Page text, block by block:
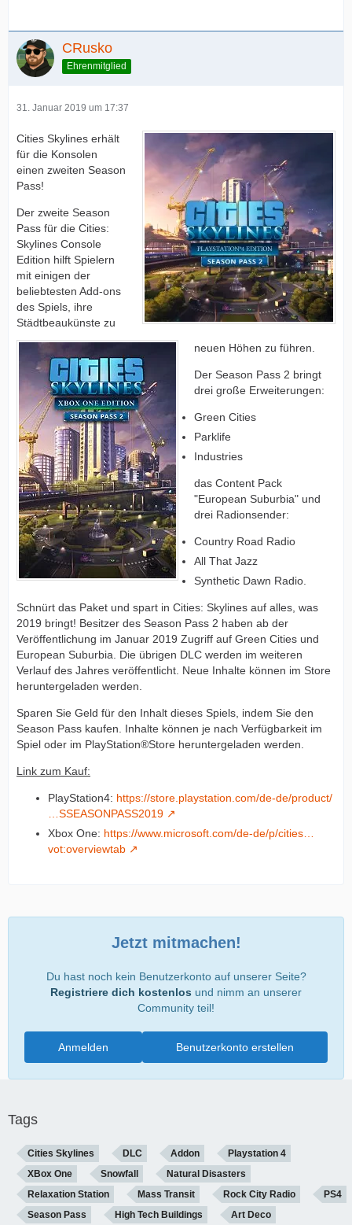
CRusko
Ehrenmitglied
31. Januar 2019 um 17:37
Cities Skylines erhält
für die Konsolen
einen zweiten Season
Pass!
Der zweite Season
Pass für die Cities:
Skylines Console
Edition hilft Spielern
mit einigen der
beliebtesten Add-ons
des Spiels, ihre
Städtbeaukünste zu
neuen Höhen zu führen.
Der Season Pass 2 bringt
drei große Erweiterungen:
Green Cities
Parklife
Industries
das Content Pack
"European Suburbia" und
drei Radionsender:
Country Road Radio
All That Jazz
Synthetic Dawn Radio.
Schnürt das Paket und spart in Cities: Skylines auf alles, was
2019 bringt! Besitzer des Season Pass 2 haben ab der
Veröffentlichung im Januar 2019 Zugriff auf Green Cities und
European Suburbia. Die übrigen DLC werden im weiteren
Verlauf des Jahres veröffentlicht. Neue Inhalte können im Store
heruntergeladen werden.
Sparen Sie Geld für den Inhalt dieses Spiels, indem Sie den
Season Pass kaufen. Inhalte können je nach Verfügbarkeit im
Spiel oder im PlayStation®Store heruntergeladen werden.
Link zum Kauf:
PlayStation4: https://store.playstation.com/de-de/product/
…SSEASONPASS2019
Xbox One: https://www.microsoft.com/de-de/p/cities…
vot:overviewtab
Jetzt mitmachen!
Du hast noch kein Benutzerkonto auf unserer Seite?
Registriere dich kostenlos und nimm an unserer
Community teil!
Benutzerkonto erstellen
Anmelden
Tags
Cities Skylines DLC Addon
Playstation 4
XBox One
Snowfall
Natural Disasters
Relaxation Station
Mass Transit Rock City Radio
PS4
Season Pass
High Tech Buildings Art Deco